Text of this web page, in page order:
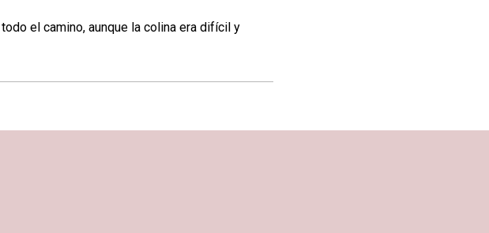
el camino, aunque la colina era difícil y